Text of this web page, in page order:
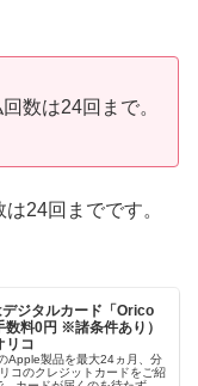
数は24回まで。
24回までです。
ジタルカード「Orico
料0円 ※諸条件あり）
リコ
Apple製品を最大24ヵ月、分
コのクレジットカードをご紹